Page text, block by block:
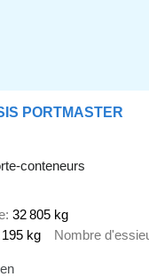
PORTMASTER
conteneurs
32 805 kg
195 kg Nombre